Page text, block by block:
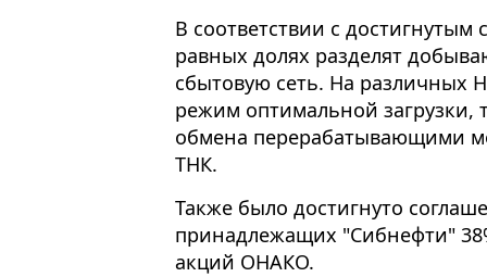
В соответствии с
равных долях разделят
сбытовую сеть. На различных
режим оптимальной загрузки,
обмена перерабатывающими
ТНК.
Также было достигнуто
принадлежащих "Сибнефти"
акций ОНАКО.